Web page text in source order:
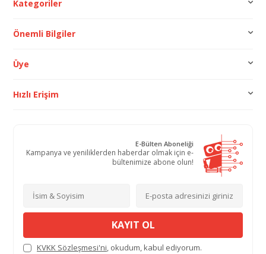
Kategoriler
Önemli Bilgiler
Üye
Hızlı Erişim
E-Bülten Aboneliği
Kampanya ve yeniliklerden haberdar olmak için e-
bültenimize abone olun!
KAYIT OL
KVKK Sözleşmesi'ni, okudum, kabul ediyorum.